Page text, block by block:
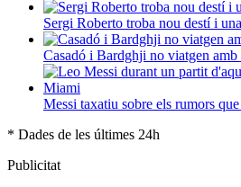
Sergi Roberto troba nou destí i
Casadó i Bardghji no viatgen
Messi taxatiu sobre els rumors
* Dades de les últimes 24h
Publicitat